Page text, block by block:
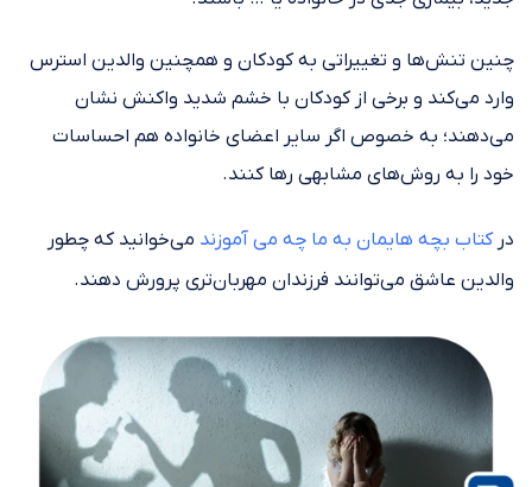
چنین تنش‌ها و تغییراتی به کودکان و همچنین والدین استرس
وارد می‌کند و برخی از کودکان با خشم شدید واکنش نشان
می‌دهند؛ به خصوص اگر سایر اعضای خانواده هم احساسات
خود را به روش‌های مشابهی رها کنند.
درکتاب بچه هایمان به ما چه می ‌آموزند می‌خوانید که چطور
والدین عاشق می‌توانند فرزندان مهربان‌تری پرورش دهند.